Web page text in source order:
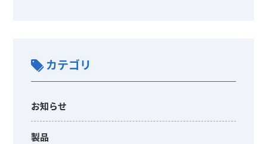
カテゴリ
お知らせ
製品